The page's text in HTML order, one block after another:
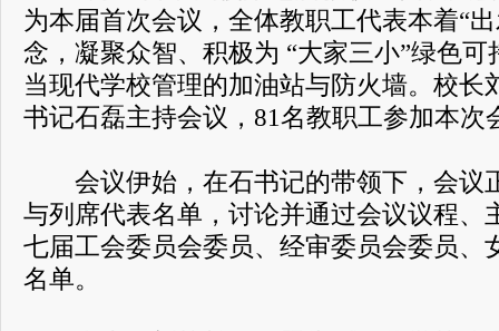
为本届首次会议，全体教职工代表本着“
念，凝聚众智、积极为 “大家三小”绿色
当现代学校管理的加油站与防火墙。校长
书记石磊主持会议，81名教职工参加本次
会议伊始，在石书记的带领下，会议
与列席代表名单，讨论并通过会议议程、
七届工会委员会委员、经审委员会委员、
名单。